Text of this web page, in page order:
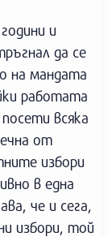
и
да се
на мандата
работата
всяка
от
избори
в една
че и сега,
избори, той